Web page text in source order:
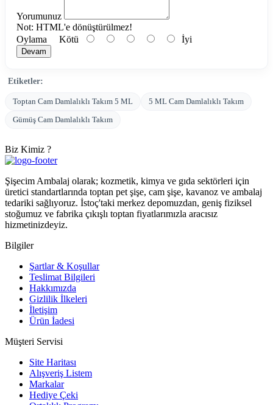
Yorumunuz
Not: HTML'e dönüştürülmez!
Oylama Kötü İyi
Devam
Etiketler:
Toptan Cam Damlalıklı Takım 5 ML
5 ML Cam Damlalıklı Takım
Gümüş Cam Damlalıklı Takım
Biz Kimiz ?
Şişecim Ambalaj olarak; kozmetik, kimya ve gıda sektörleri için
üretici standartlarında toptan pet şişe, cam şişe, kavanoz ve ambalaj
tedariki sağlıyoruz. İstoç'taki merkez depomuzdan, geniş fiziksel
stoğumuz ve fabrika çıkışlı toptan fiyatlarımızla aracısız
hizmetinizdeyiz.
Bilgiler
Şartlar & Koşullar
Teslimat Bilgileri
Hakkımızda
Gizlilik İlkeleri
İletişim
Ürün İadesi
Müşteri Servisi
Site Haritası
Alışveriş Listem
Markalar
Hediye Çeki